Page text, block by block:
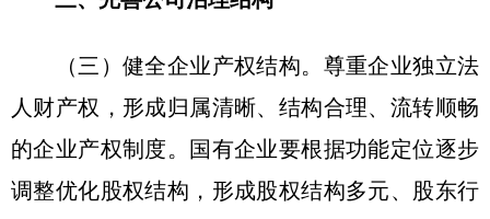
（三）健全企业产权结构。尊重企业独立法
人财产权，形成归属清晰、结构合理、流转顺畅
的企业产权制度。国有企业要根据功能定位逐步
调整优化股权结构，形成股权结构多元、股东行